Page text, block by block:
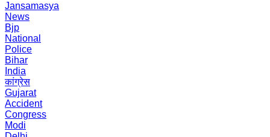
Jansamasya
News
Bjp
National
Police
Bihar
India
कांग्रेस
Gujarat
Accident
Congress
Modi